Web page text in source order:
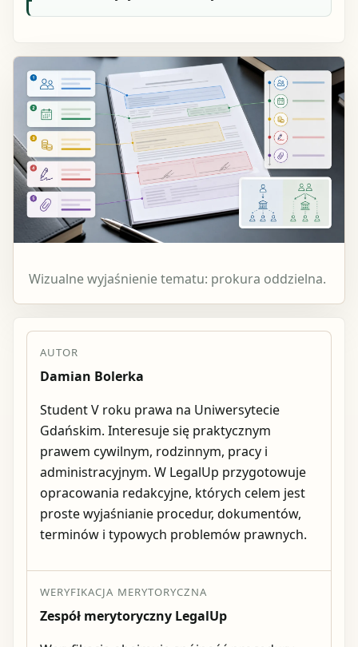
Wizualne wyjaśnienie tematu: prokura oddzielna.
AUTOR
Damian Bolerka
Student V roku prawa na Uniwersytecie
Gdańskim. Interesuje się praktycznym
prawem cywilnym, rodzinnym, pracy i
administracyjnym. W LegalUp przygotowuje
opracowania redakcyjne, których celem jest
proste wyjaśnianie procedur, dokumentów,
terminów i typowych problemów prawnych.
WERYFIKACJA MERYTORYCZNA
Zespół merytoryczny LegalUp